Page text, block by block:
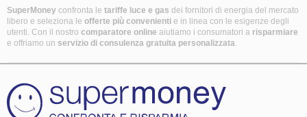
SuperMoney confronta le tariffe luce e gas dei fornitori di energia del mercato
libero e seleziona le offerte più convenienti e in linea con le esigenze degli
utenti. Con il nostro comparatore online aiutiamo i consumatori a risparmiare
e offriamo un servizio di consulenza gratuita personalizzata.